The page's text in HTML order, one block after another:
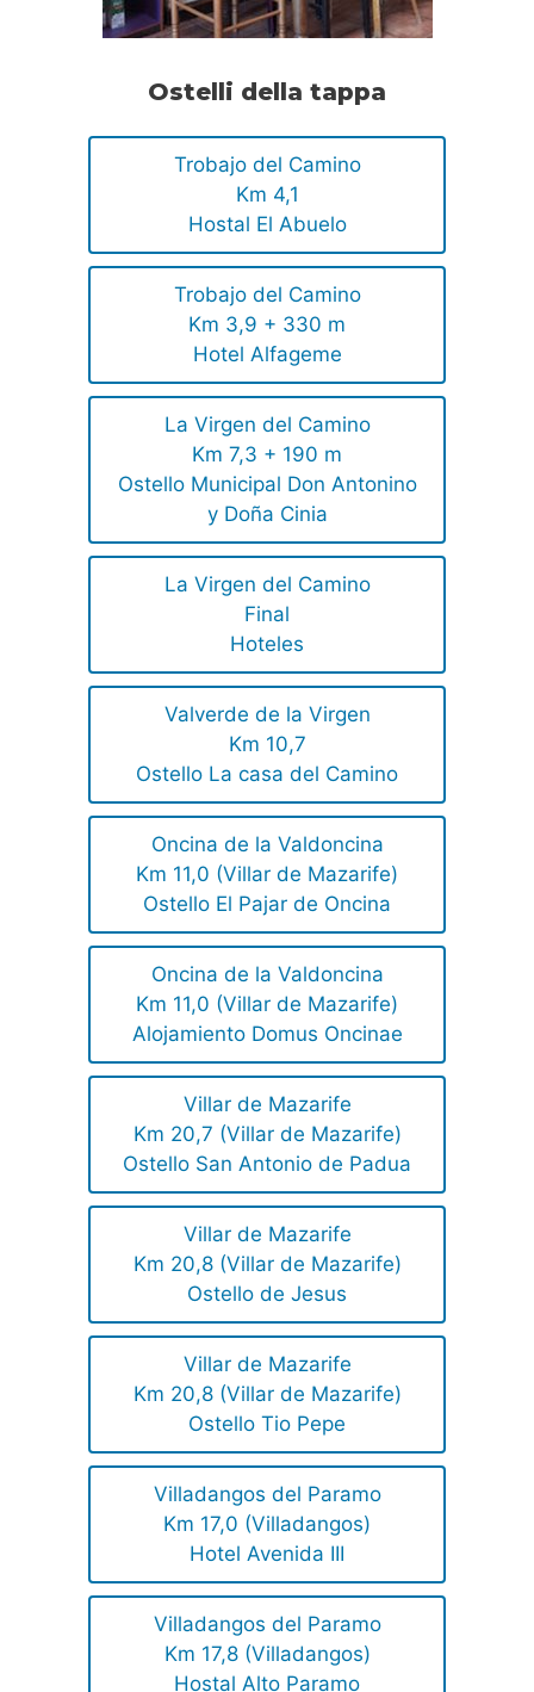
Ostelli della tappa
Trobajo del Camino
Km 4,1
Hostal El Abuelo
Trobajo del Camino
Km 3,9 + 330 m
Hotel Alfageme
La Virgen del Camino
Km 7,3 + 190 m
Ostello Municipal Don Antonino
y Doña Cinia
La Virgen del Camino
Final
Hoteles
Valverde de la Virgen
Km 10,7
Ostello La casa del Camino
Oncina de la Valdoncina
Km 11,0 (Villar de Mazarife)
Ostello El Pajar de Oncina
Oncina de la Valdoncina
Km 11,0 (Villar de Mazarife)
Alojamiento Domus Oncinae
Villar de Mazarife
Km 20,7 (Villar de Mazarife)
Ostello San Antonio de Padua
Villar de Mazarife
Km 20,8 (Villar de Mazarife)
Ostello de Jesus
Villar de Mazarife
Km 20,8 (Villar de Mazarife)
Ostello Tio Pepe
Villadangos del Paramo
Km 17,0 (Villadangos)
Hotel Avenida III
Villadangos del Paramo
Km 17,8 (Villadangos)
Hostal Alto Paramo